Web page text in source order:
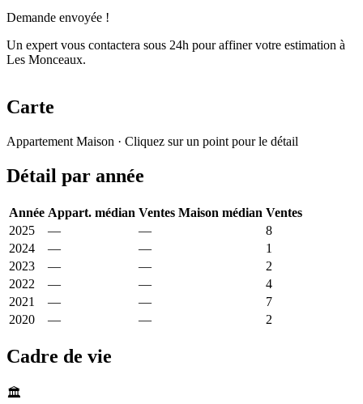
Demande envoyée !
Un expert vous contactera sous 24h pour affiner votre estimation à
Les Monceaux.
Carte
−
Appartement Maison · Cliquez sur un point pour le détail
Détail par année
Année Appart. médian Ventes Maison médian Ventes
2025
— —
8
2024
— —
1
2023
— —
2
2022
— —
4
2021
— —
7
2020
— — 2
Cadre de vie
🏛️